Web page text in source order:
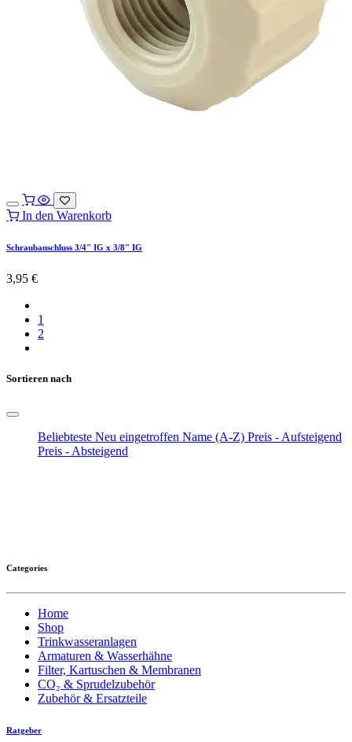
In den Warenkorb
Schraubanschluss 3/4" IG x 3/8" IG
3,95 €
1
2
Sortieren nach
Beliebteste Neu eingetroffen Name (A-Z) Preis - Aufsteigend
Preis - Absteigend
Categories
Home
Shop
Trinkwasseranlagen
Armaturen & Wasserhähne
Filter, Kartuschen & Membranen
CO₂ & Sprudelzubehör
Zubehör & Ersatzteile
Ratgeber